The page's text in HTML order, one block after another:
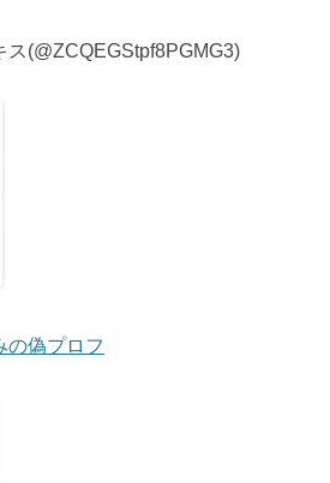
ス(@ZCQEGStpf8PGMG3)
の偽プロフ